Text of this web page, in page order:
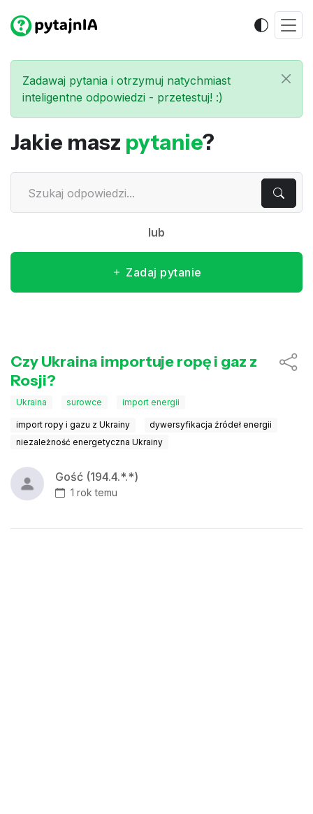
Zadawaj pytania i otrzymuj natychmiast
inteligentne odpowiedzi - przetestuj! :)
Jakie masz pytanie?
lub
Zadaj pytanie
Czy Ukraina importuje ropę i gaz z
Rosji?
Ukraina surowce import energii
import ropy i gazu z Ukrainy
dywersyfikacja źródeł energii
niezależność energetyczna Ukrainy
Gość (194.4.*.*)
1 rok temu